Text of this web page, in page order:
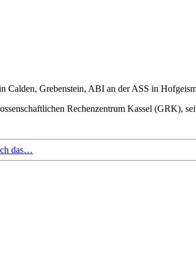
Calden, Grebenstein, ABI an der ASS in
Rechenzentrum Kassel (GRK),
das…